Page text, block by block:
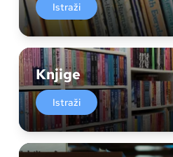
Istraži
Knjige
Istraži